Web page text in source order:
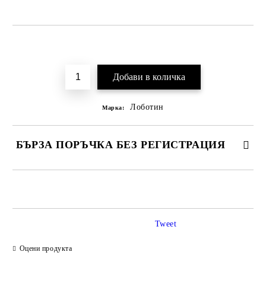
Марка: Лоботин
БЪРЗА ПОРЪЧКА БЕЗ РЕГИСТРАЦИЯ
Оцени продукта
Tweet